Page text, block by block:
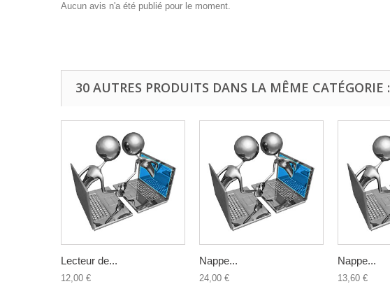
Aucun avis n'a été publié pour le moment.
30 AUTRES PRODUITS DANS LA MÊME CATÉGORIE :
Lecteur de...
12,00 €
Nappe...
24,00 €
Nappe...
13,60 €